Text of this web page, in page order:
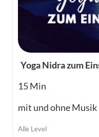
Yoga Nidra zum
15
mit und ohne Musik
Alle Level